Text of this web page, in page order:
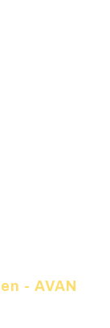
- AVAN